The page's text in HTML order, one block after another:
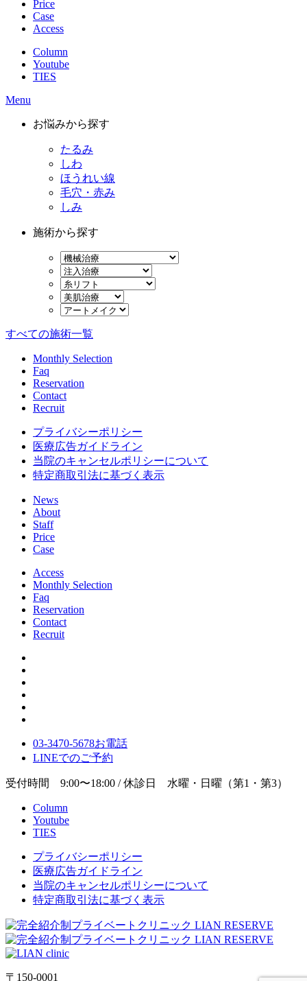
Price
Case
Access
Column
Youtube
TIES
Menu
お悩みから探す
たるみ
しわ
ほうれい線
毛穴・赤み
しみ
施術から探す
すべての施術一覧
Monthly Selection
Faq
Reservation
Contact
Recruit
プライバシーポリシー
医療広告ガイドライン
当院のキャンセルポリシーについて
特定商取引法に基づく表示
News
About
Staff
Price
Case
Access
Monthly Selection
Faq
Reservation
Contact
Recruit
03-3470-5678お電話
LINEでのご予約
受付時間 9:00〜18:00 / 休診日 水曜・日曜（第1・第3）
Column
Youtube
TIES
プライバシーポリシー
医療広告ガイドライン
当院のキャンセルポリシーについて
特定商取引法に基づく表示
〒150-0001